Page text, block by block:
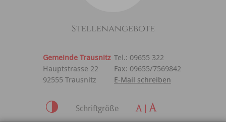
Stellenangebote
Gemeinde Trausnitz Tel.: 09655 322
Hauptstrasse 22
Fax: 09655/7569842
92555 Trausnitz
E-Mail schreiben
Schriftgröße